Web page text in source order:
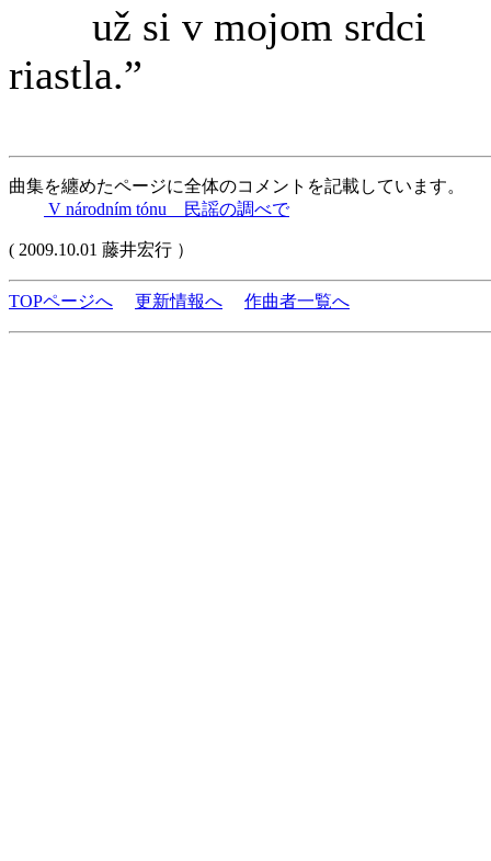
už si v mojom srdci
riastla.”
曲集を纏めたページに全体のコメントを記載しています。
V národním tónu 民謡の調べで
( 2009.10.01 藤井宏行 ）
TOPページへ 更新情報へ 作曲者一覧へ